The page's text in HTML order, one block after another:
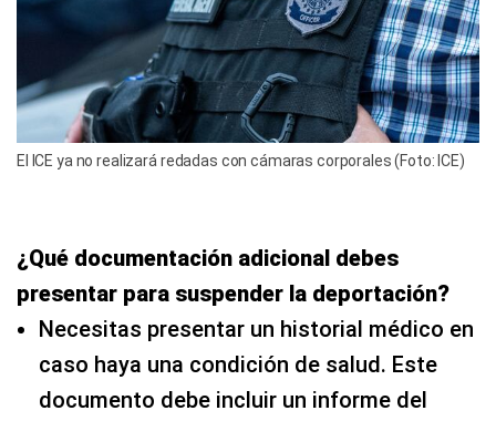
El ICE ya no realizará redadas con cámaras corporales (Foto: ICE)
¿Qué documentación adicional debes
presentar para suspender la deportación?
Necesitas presentar un historial médico en
caso haya una condición de salud. Este
documento debe incluir un informe del